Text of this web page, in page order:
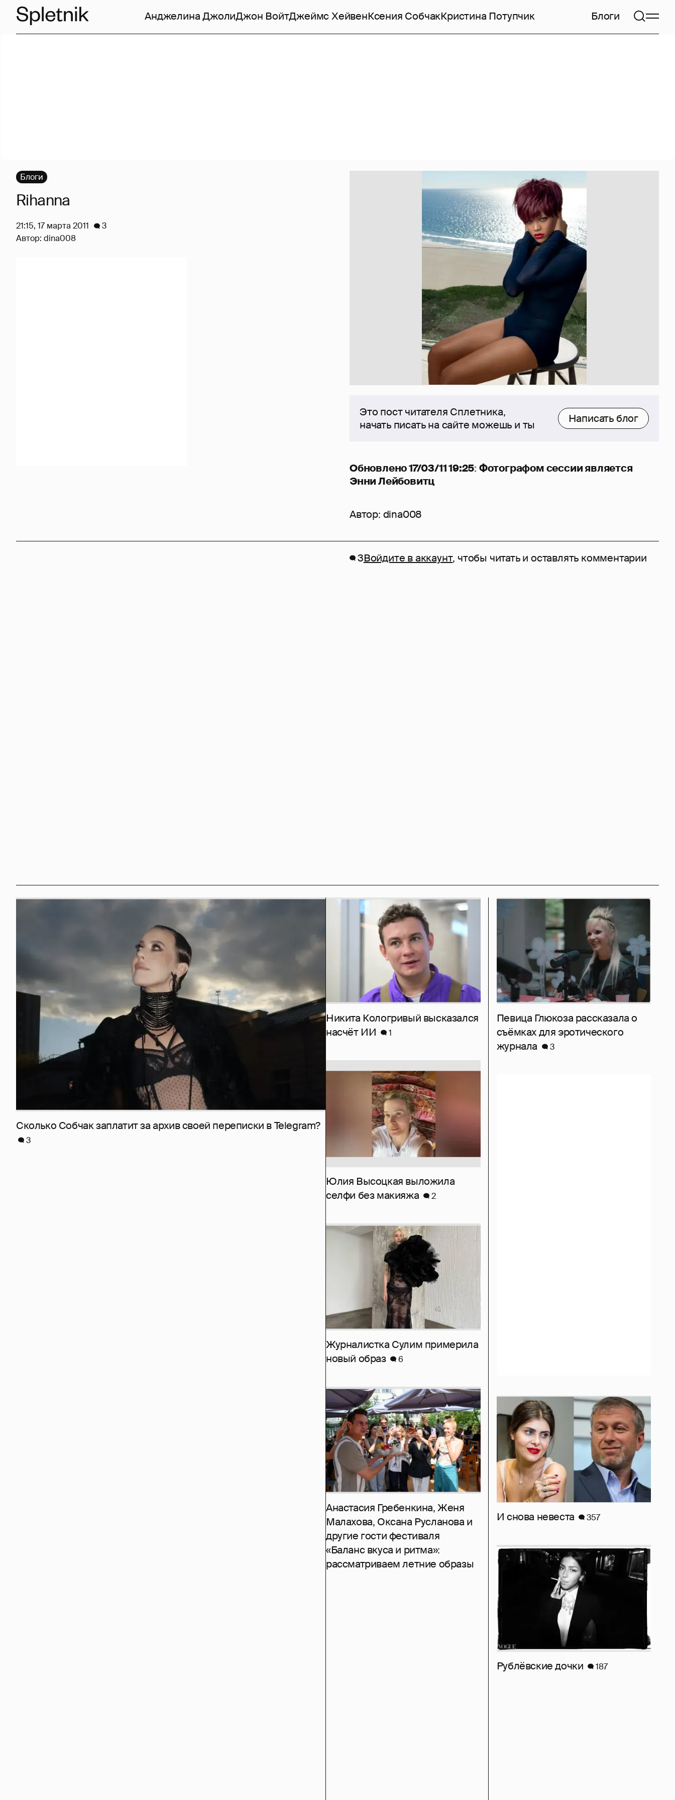
Анджелина ДжолиДжон ВойтДжеймс ХейвенКсения СобчакКристина Потупчик Блоги
Это пост читателя Сплетника,
начать писать на сайте можешь и ты
Написать блог
Обновлено 17/03/11 19:25: Фотографом сессии является
Энни Лейбовитц
Автор: dina008
Блоги
Rihanna
21:15, 17 марта 2011
3
Автор: dina008
3Войдите в аккаунт, чтобы читать и оставлять комментарии
Сколько Собчак заплатит за архив своей перeписки в Telegram?
3
Никита Кологривый высказался
насчёт ИИ
1
Певица Глюкоза рассказала о
съёмках для эротического
журнала
3
Юлия Высоцкая выложила
селфи без макияжа
2
Журналистка Сулим примерила
новый образ
6
И снова невеста 357
Анастасия Гребенкина, Женя
Малахова, Оксана Русланова и
другие гости фестиваля
«Баланс вкуса и ритма»:
рассматриваем летние образы
Рублёвские дочки 187